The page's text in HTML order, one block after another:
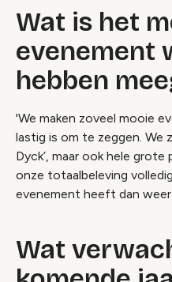
Wat is het
evenement
hebben
'We maken zoveel mooie
lastig is om te zeggen. We
Dyck’, maar ook hele
onze totaalbeleving
evenement heeft dan weer
Wat